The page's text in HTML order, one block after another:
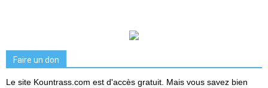
Faire un don
Le site Kountrass.com est d'accès gratuit. Mais vous savez bien